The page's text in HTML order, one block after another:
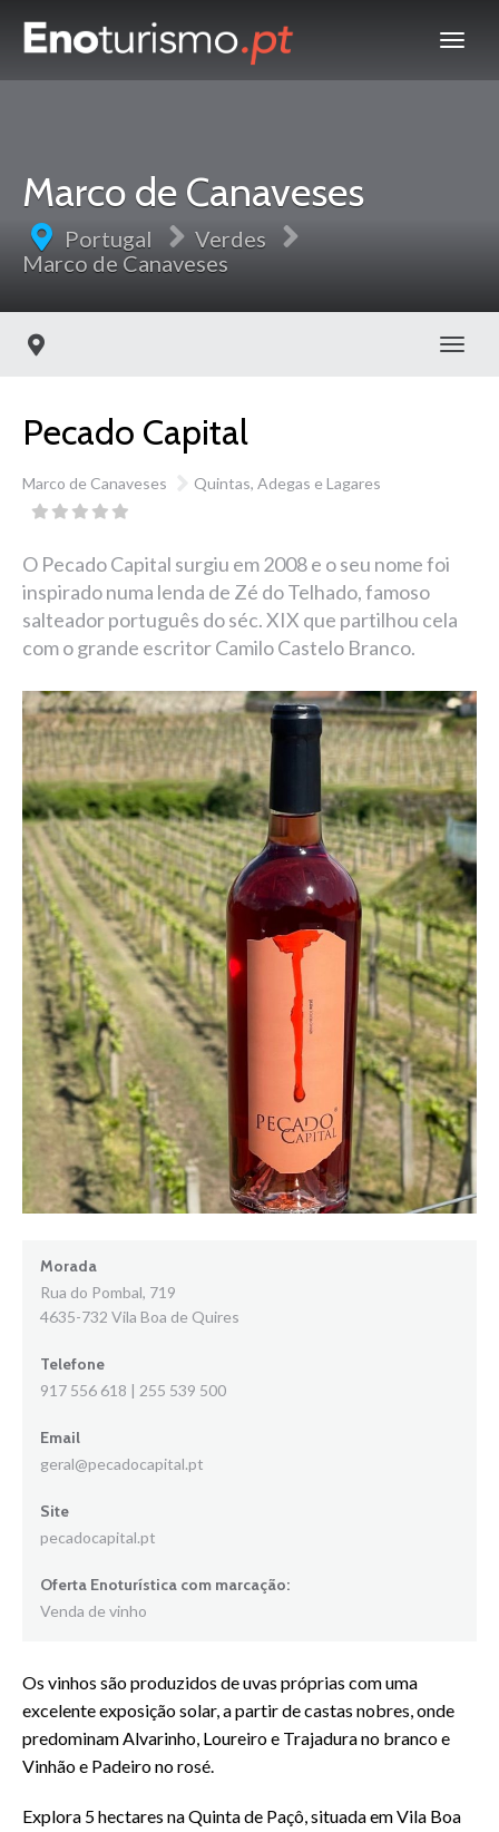
Marco de Canaveses
Portugal
Verdes
Marco de Canaveses
Pecado Capital
Marco de Canaveses Quintas, Adegas e Lagares
O Pecado Capital surgiu em 2008 e o seu nome foi
inspirado numa lenda de Zé do Telhado, famoso
salteador português do séc. XIX que partilhou cela
com o grande escritor Camilo Castelo Branco.
Morada
Rua do Pombal, 719
4635-732 Vila Boa de Quires
Telefone
917 556 618 | 255 539 500
Email
geral@pecadocapital.pt
Site
pecadocapital.pt
Oferta Enoturística com marcação:
Venda de vinho
Os vinhos são produzidos de uvas próprias com uma
excelente exposição solar, a partir de castas nobres, onde
predominam Alvarinho, Loureiro e Trajadura no branco e
Vinhão e Padeiro no rosé.
Explora 5 hectares na Quinta de Paçô, situada em Vila Boa